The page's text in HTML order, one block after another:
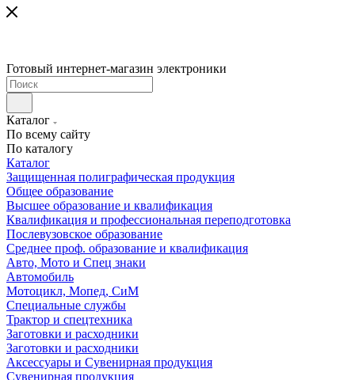
Готовый интернет-магазин электроники
Каталог
По всему сайту
По каталогу
Каталог
Защищенная полиграфическая продукция
Общее образование
Высшее образование и квалификация
Квалификация и профессиональная переподготовка
Послевузовское образование
Среднее проф. образование и квалификация
Авто, Мото и Спец знаки
Автомобиль
Мотоцикл, Мопед, СиМ
Специальные службы
Трактор и спецтехника
Заготовки и расходники
Заготовки и расходники
Аксессуары и Сувенирная продукция
Сувенирная продукция